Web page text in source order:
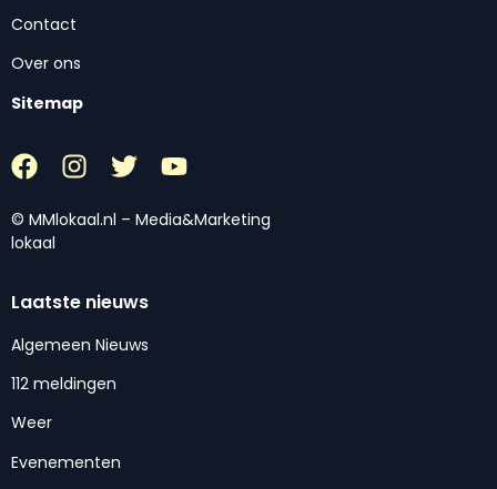
Contact
Over ons
Sitemap
© MMlokaal.nl – Media&Marketing
lokaal
Laatste nieuws
Algemeen Nieuws
112 meldingen
Weer
Evenementen